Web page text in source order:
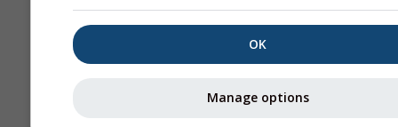
OK
Manage options